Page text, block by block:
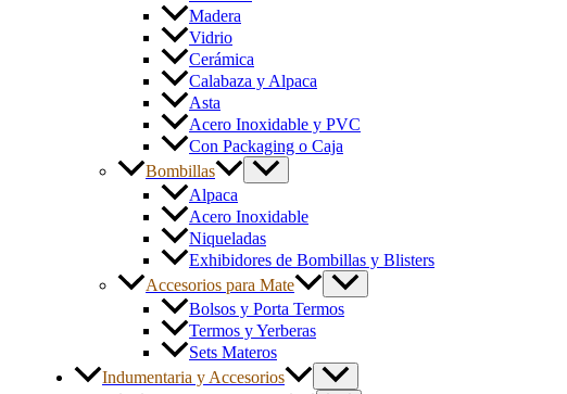
Madera
Vidrio
Cerámica
Calabaza y Alpaca
Asta
Acero Inoxidable y PVC
Con Packaging o Caja
Bombillas
Alpaca
Acero Inoxidable
Niqueladas
Exhibidores de Bombillas y Blisters
Accesorios para Mate
Bolsos y Porta Termos
Termos y Yerberas
Sets Materos
Indumentaria y Accesorios